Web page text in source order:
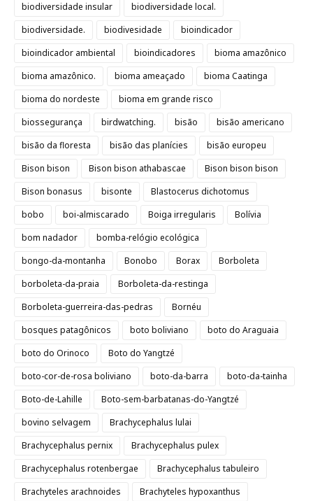
biodiversidade insular
biodiversidade local.
biodiversidade.
biodivesidade
bioindicador
bioindicador ambiental
bioindicadores
bioma amazônico
bioma amazônico.
bioma ameaçado
bioma Caatinga
bioma do nordeste
bioma em grande risco
biossegurança
birdwatching. bisão
bisão americano
bisão da floresta
bisão das planícies
bisão europeu
Bison bison
Bison bison athabascae
Bison bison bison
Bison bonasus
bisonte
Blastocerus dichotomus
bobo
boi-almiscarado Boiga irregularis
Bolívia
bom nadador
bomba-relógio ecológica
bongo-da-montanha
Bonobo Borax
Borboleta
borboleta-da-praia
Borboleta-da-restinga
Borboleta-guerreira-das-pedras
Bornéu
bosques patagônicos
boto boliviano
boto do Araguaia
boto do Orinoco
Boto do Yangtzé
boto-cor-de-rosa boliviano
boto-da-barra
boto-da-tainha
Boto-de-Lahille
Boto-sem-barbatanas-do-Yangtzé
bovino selvagem
Brachycephalus lulai
Brachycephalus pernix
Brachycephalus pulex
Brachycephalus rotenbergae
Brachycephalus tabuleiro
Brachyteles arachnoides
Brachyteles hypoxanthus